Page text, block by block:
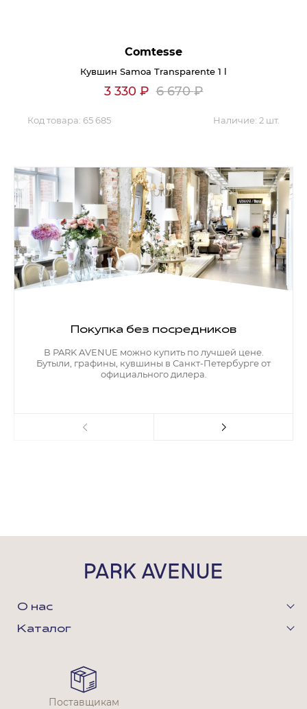
Comtesse
Кувшин Samoa Transparente 1 l
3 330 ₽ 6 670₽
Код товара: 65 685 Наличие: 2 шт.
Покупка без посредников
В PARK AVENUE можно купить по лучшей цене.
Бутыли, графины, кувшины в Санкт-Петербурге от
официального дилера.
О нас
Каталог
Поставщикам